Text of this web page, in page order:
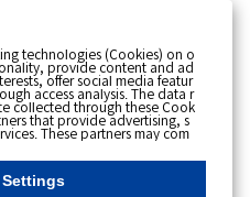
09:34
technologies (Cookies) on o
provide content and ad
offer social media featur
access analysis. The data r
collected through these Cook
that provide advertising, s
These partners may com
data that you have provi
from your use of their s
and optimise advertisemen
other than us on the internet.